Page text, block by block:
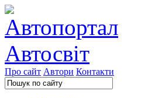
Про сайт Автори Контакти